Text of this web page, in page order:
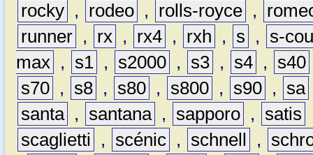
rocky , rodeo , rolls-royce ,
runner , rx , rx4 , rxh , s ,
s-
max , s1 , s2000 , s3 , s4 , s40
s70 , s8 , s80 , s800 , s90 , sa
santa , santana , sapporo , satis
scaglietti
, scénic , schnell ,